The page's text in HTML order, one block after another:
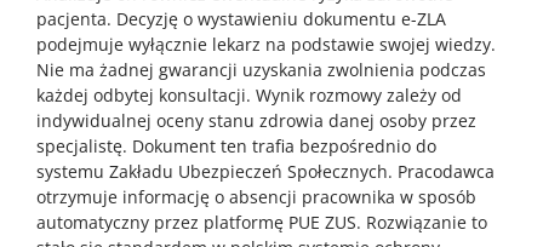
pacjenta. Decyzję o wystawieniu dokumentu e-ZLA
podejmuje wyłącznie lekarz na podstawie swojej wiedzy.
Nie ma żadnej gwarancji uzyskania zwolnienia podczas
każdej odbytej konsultacji. Wynik rozmowy zależy od
indywidualnej oceny stanu zdrowia danej osoby przez
specjalistę. Dokument ten trafia bezpośrednio do
systemu Zakładu Ubezpieczeń Społecznych. Pracodawca
otrzymuje informację o absencji pracownika w sposób
automatyczny przez platformę PUE ZUS. Rozwiązanie to